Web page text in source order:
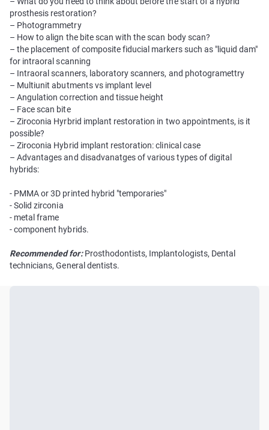
prosthesis restoration?
– Photogrammetry
– How to align the bite scan with the scan body scan?
– the placement of composite fiducial markers such as "liquid dam"
for intraoral scanning
– Intraoral scanners, laboratory scanners, and photogramettry
– Multiunit abutments vs implant level
– Angulation correction and tissue height
– Face scan bite
– Ziroconia Hyrbrid implant restoration in two appointments, is it
possible?
– Ziroconia Hybrid implant restoration: clinical case
– Advantages and disadvanatges of various types of digital
hybrids:
- PMMA or 3D printed hybrid "temporaries"
- Solid zirconia
- metal frame
- component hybrids.
Recommended for:Prosthodontists, Implantologists, Dental
technicians, General dentists.